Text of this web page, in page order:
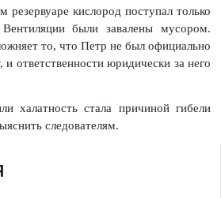
кислород поступал только
были завалены мусором.
то, что Петр не был официально
и ответственности юридически за него
халатность стала причиной гибели
следователям.